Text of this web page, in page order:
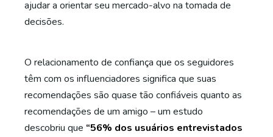
ajudar a orientar seu mercado-alvo na tomada de
decisões.
O relacionamento de confiança que os seguidores
têm com os influenciadores significa que suas
recomendações são quase tão confiáveis quanto as
recomendações de um amigo – um estudo
descobriu que “56% dos usuários entrevistados